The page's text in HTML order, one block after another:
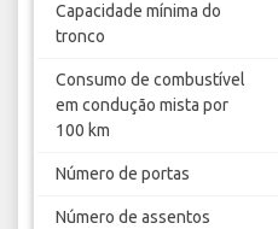
Capacidade mínima do
tronco
Consumo de combustível
em condução mista por
100 km
Número de portas
Número de assentos